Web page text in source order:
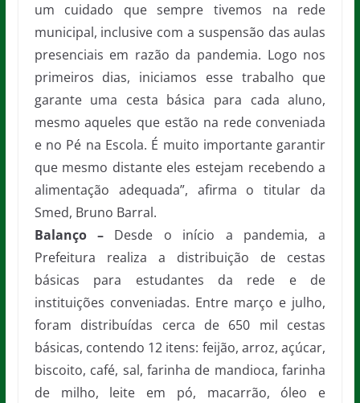
um cuidado que sempre tivemos na rede
municipal, inclusive com a suspensão das aulas
presenciais em razão da pandemia. Logo nos
primeiros dias, iniciamos esse trabalho que
garante uma cesta básica para cada aluno,
mesmo aqueles que estão na rede conveniada
e no Pé na Escola. É muito importante garantir
que mesmo distante eles estejam recebendo a
alimentação adequada”, afirma o titular da
Smed, Bruno Barral.
Balanço – Desde o início a pandemia, a
Prefeitura realiza a distribuição de cestas
básicas para estudantes da rede e de
instituições conveniadas. Entre março e julho,
foram distribuídas cerca de 650 mil cestas
básicas, contendo 12 itens: feijão, arroz, açúcar,
biscoito, café, sal, farinha de mandioca, farinha
de milho, leite em pó, macarrão, óleo e